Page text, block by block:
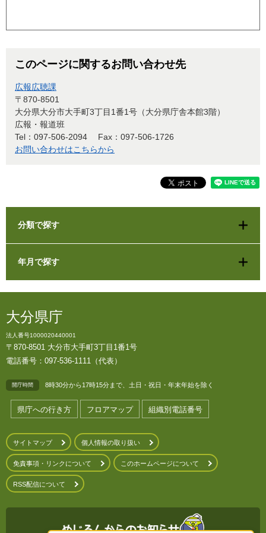
このページに関するお問い合わせ先
広報広聴課
〒870-8501
大分県大分市大手町3丁目1番1号（大分県庁舎本館3階）
広報・報道班
Tel：097-506-2094
Fax：097-506-1726
お問い合わせはこちらから
分類で探す
年月で探す
大分県庁
法人番号1000020440001
〒870-8501 大分市大手町3丁目1番1号
電話番号：097-536-1111（代表）
開庁時間 8時30分から17時15分まで、土日・祝日・年末年始を除く
県庁への行き方 フロアマップ 組織別電話番号
サイトマップ 個人情報の取り扱い
免責事項・リンクについて このホームページについて
RSS配信について